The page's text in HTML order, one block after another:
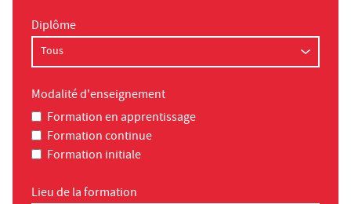
Diplôme
Modalité d'enseignement
Formation en apprentissage
Formation continue
Formation initiale
Lieu de la formation